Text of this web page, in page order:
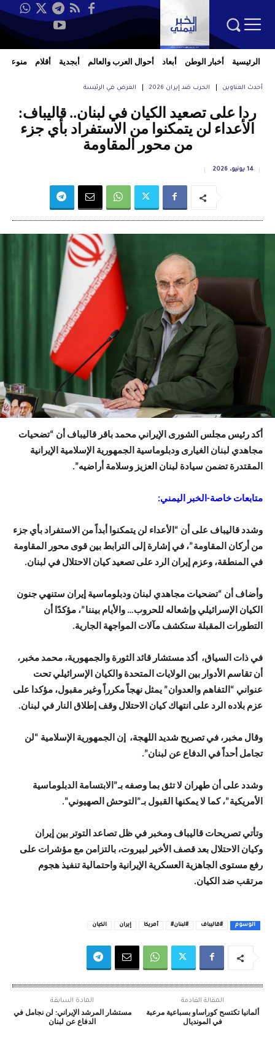
الرئيسية أخبار الوطن أبعاد أحوال العرب والعالم أبجدية أقلام منوعات
أحدث العناوين الحرب ضد إيران 2026 العرض في الرئيسة
ردا على تصعيد الكيان في لبنان.. قاليباف:
الأعداء لن يتمكنوا من الاستفراد بأي جزء
من محور المقاومة
14 يونيو، 2026
أكد رئيس مجلس الشورى الإيراني محمد باقر قاليباف أن “تضحيات
مجاهدي لبنان الغيارى ودبلوماسية الجمهورية الإسلامية الإيرانية
المقتدرة تضمن سيادة لبنان العزيز وسلامة أراضيه”.
متابعات خاصة-الخبر اليمني:
وشدد قاليباف على أن “الأعداء لن يتمكنوا أبداً من الاستفراد بأي جزء
من أركان المقاومة”، في إشارة إلى الترابط بين قوى محور المقاومة
في المنطقة، وعزم إيران الرد على تصعيد كيان الاحتلال في لبنان.
وأضاف أن “تضحيات مجاهدي لبنان ودبلوماسية إيران ستنهي جنون
الكيان الإسرائيلي وإشعاله للحروب… والأيام بيننا”، مؤكدًا أن
التطورات المقبلة ستكشف مآلات المواجهة الجارية.
في ذات السياق، أكد مستشار قائد الثورة والجمهورية، محمد مخبر،
أن تقاسم الأدوار بين الولايات المتحدة والكيان الإسرائيلي تحت
عنواني “التفاهم والعدوان” يمثل نهجاً مكرراً وغير مقبول، مؤكدا على
عزم بلاده الرد على انتهاك كيان الاحتلال وقف إطلاق النار في لبنان.
وقال مخبر، في تصريح شديد اللهجة، إن الجمهورية الإسلامية “لن
تجامل أحداً في الدفاع عن لبنان”.
وشدد على أن طهران لا تثق بما وصفه بـ”الابتسامة الدبلوماسية
الأمريكية”، كما لا يمكنها القبول بـ”التوحش الصهيوني”.
وتأتي تصريحات قاليباف ومخبر في ظل تصاعد التوتر بين إيران
وكيان الاحتلال بعد قصف الأخير لبيروت، بالتزامن مع مؤشرات على
رفع مستوى الجاهزية العسكرية الإيرانية واحتمالية تنفيذ هجوم
مرتقب ضد الكيان.
الوسوم #قاليباف #لبنان# أمريكا إيران الكيان
المادة السابقة
مستشار المرشد الإيراني: لن نجامل في
الدفاع عن لبنان
المقالة القادمة
ألمانيا تكتسح كوراساو بسباعية مرعبة
في المونديال